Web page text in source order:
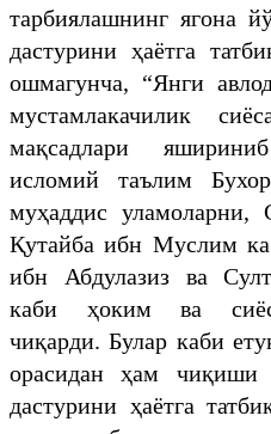
тарбиялашнинг ягона
дастурини ҳаётга
ошмагунча, “Янги
мустамлакачилик
мақсадлари
исломий таълим
муҳаддис
Қутайба ибн Муслим
ибн Абдулазиз ва
каби ҳоким ва
чиқарди. Булар каби
орасидан ҳам
дастурини ҳаётга